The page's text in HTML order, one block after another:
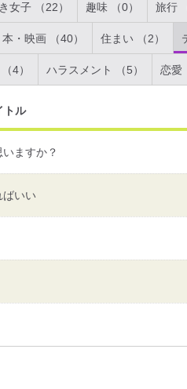
女子 （22） 趣味 （0） 旅行
本・映画 （40） 住まい （2）
4） ハラスメント （5） 恋愛
トル
ますか？
いい